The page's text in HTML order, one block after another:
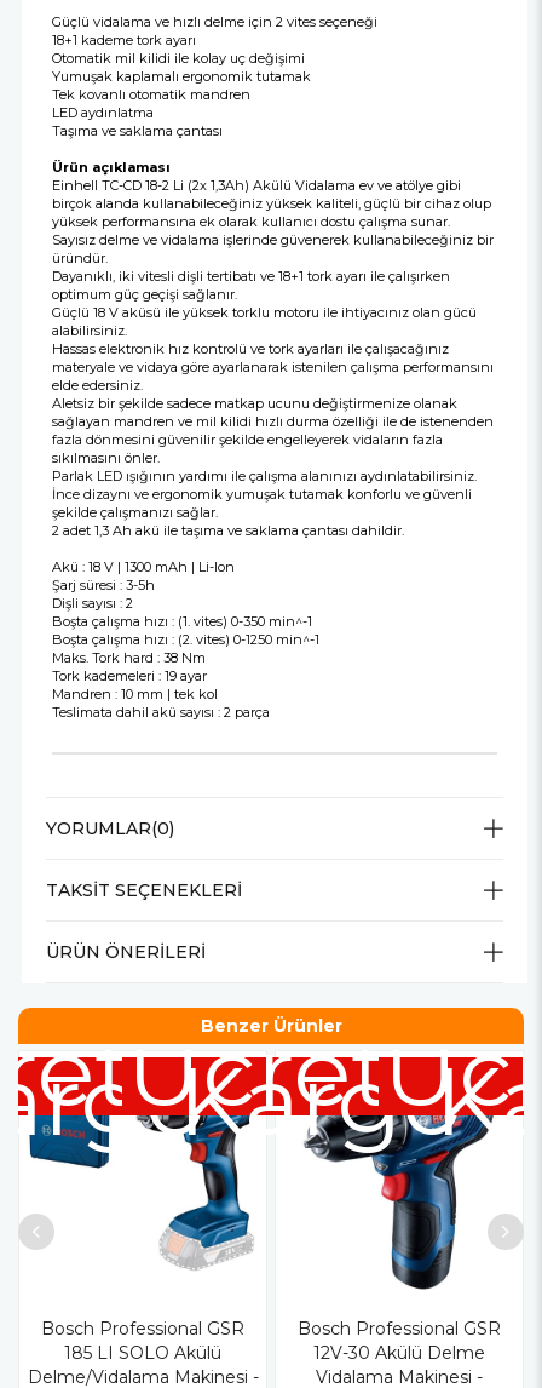
Güçlü vidalama ve hızlı delme için 2 vites seçeneği
18+1 kademe tork ayarı
Otomatik mil kilidi ile kolay uç değişimi
Yumuşak kaplamalı ergonomik tutamak
Tek kovanlı otomatik mandren
LED aydınlatma
Taşıma ve saklama çantası
Ürün açıklaması
Einhell TC-CD 18-2 Li (2x 1,3Ah) Akülü Vidalama ev ve atölye gibi
birçok alanda kullanabileceğiniz yüksek kaliteli, güçlü bir cihaz olup
yüksek performansına ek olarak kullanıcı dostu çalışma sunar.
Sayısız delme ve vidalama işlerinde güvenerek kullanabileceğiniz bir
üründür.
Dayanıklı, iki vitesli dişli tertibatı ve 18+1 tork ayarı ile çalışırken
optimum güç geçişi sağlanır.
Güçlü 18 V aküsü ile yüksek torklu motoru ile ihtiyacınız olan gücü
alabilirsiniz.
Hassas elektronik hız kontrolü ve tork ayarları ile çalışacağınız
materyale ve vidaya göre ayarlanarak istenilen çalışma performansını
elde edersiniz.
Aletsiz bir şekilde sadece matkap ucunu değiştirmenize olanak
sağlayan mandren ve mil kilidi hızlı durma özelliği ile de istenenden
fazla dönmesini güvenilir şekilde engelleyerek vidaların fazla
sıkılmasını önler.
Parlak LED ışığının yardımı ile çalışma alanınızı aydınlatabilirsiniz.
İnce dizaynı ve ergonomik yumuşak tutamak konforlu ve güvenli
şekilde çalışmanızı sağlar.
2 adet 1,3 Ah akü ile taşıma ve saklama çantası dahildir.
Akü : 18 V | 1300 mAh | Li-Ion
Şarj süresi : 3-5h
Dişli sayısı : 2
Boşta çalışma hızı : (1. vites) 0-350 min^-1
Boşta çalışma hızı : (2. vites) 0-1250 min^-1
Maks. Tork hard : 38 Nm
Tork kademeleri : 19 ayar
Mandren : 10 mm | tek kol
Teslimata dahil akü sayısı : 2 parça
YORUMLAR(0)
TAKSIT SEÇENEKLERI
ÜRÜN ÖNERILERI
Benzer Ürünler
Bosch Professional GSR
185 LI SOLO Akülü
Delme/Vidalama Makinesi -
Bosch Professional GSR
12V-30 Akülü Delme
Vidalama Makinesi -
Ücretsiz
Kargo